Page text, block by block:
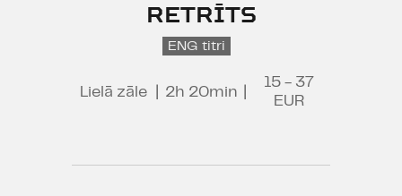
RETRĪTS
ENG titri
Lielā zāle 2h 20min
15 - 37
EUR